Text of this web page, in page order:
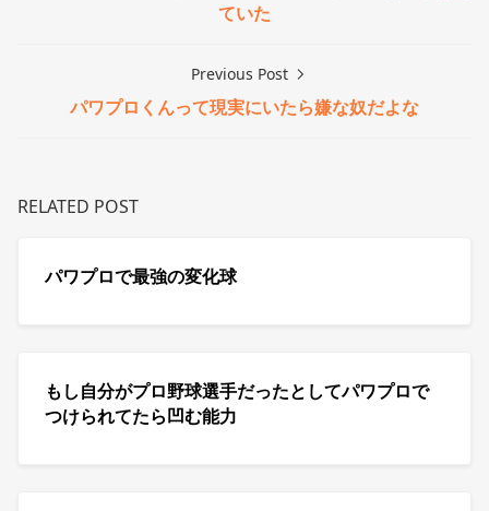
ていた
Previous Post
パワプロくんって現実にいたら嫌な奴だよな
RELATED POST
パワプロで最強の変化球
もし自分がプロ野球選手だったとしてパワプロで
つけられてたら凹む能力